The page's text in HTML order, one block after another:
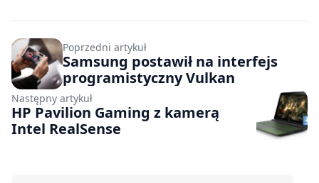
Poprzedni artykuł
Samsung postawił na interfejs
programistyczny Vulkan
Następny artykuł
HP Pavilion Gaming z kamerą
Intel RealSense